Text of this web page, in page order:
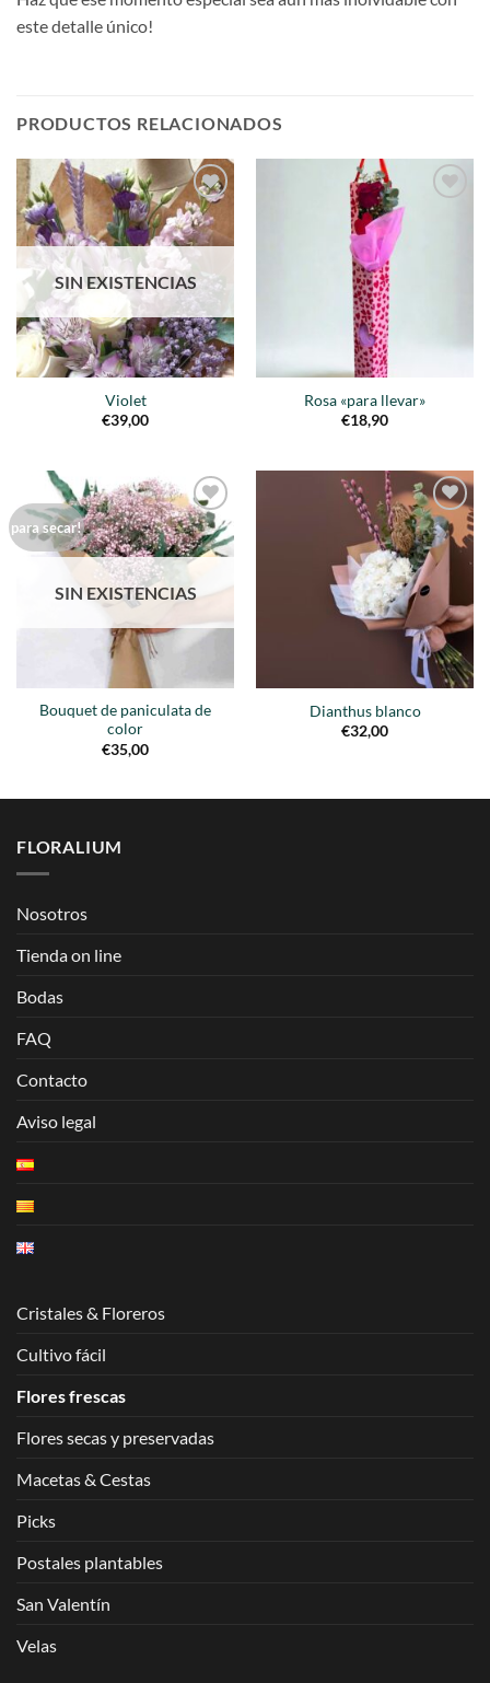
este detalle único!
PRODUCTOS RELACIONADOS
Añadir
a la
lista de
deseos
SIN EXISTENCIAS
Violet
€39,00
Rosa «para llevar»
€18,90
para secar!
Añadir
a la
lista de
SIN EXISTENCIAS
Bouquet de paniculata de
color
€35,00
Añadir
a la
lista de
deseos
Dianthus blanco
€32,00
FLORALIUM
Nosotros
Tienda on line
Bodas
FAQ
Contacto
Aviso legal
Cristales & Floreros
Cultivo fácil
Flores frescas
Flores secas y preservadas
Macetas & Cestas
Picks
Postales plantables
San Valentín
Velas